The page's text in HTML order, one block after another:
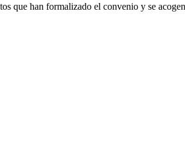
que han formalizado el convenio y se